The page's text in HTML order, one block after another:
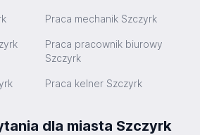
Praca mechanik Szczyrk
Praca pracownik biurowy
Szczyrk
Praca kelner Szczyrk
dla miasta Szczyrk